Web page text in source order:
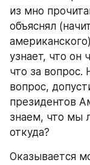
из мно
объяснял
узнает, что он
что за вопрос.
вопрос,
президентов
знаем, что мы
откуда?
Оказывается